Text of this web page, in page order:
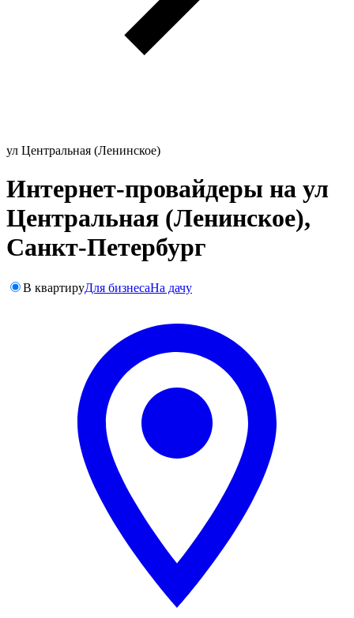
ул Центральная (Ленинское)
Интернет-провайдеры на ул
Центральная (Ленинское),
Санкт-Петербург
В квартируДля бизнесаНа дачу